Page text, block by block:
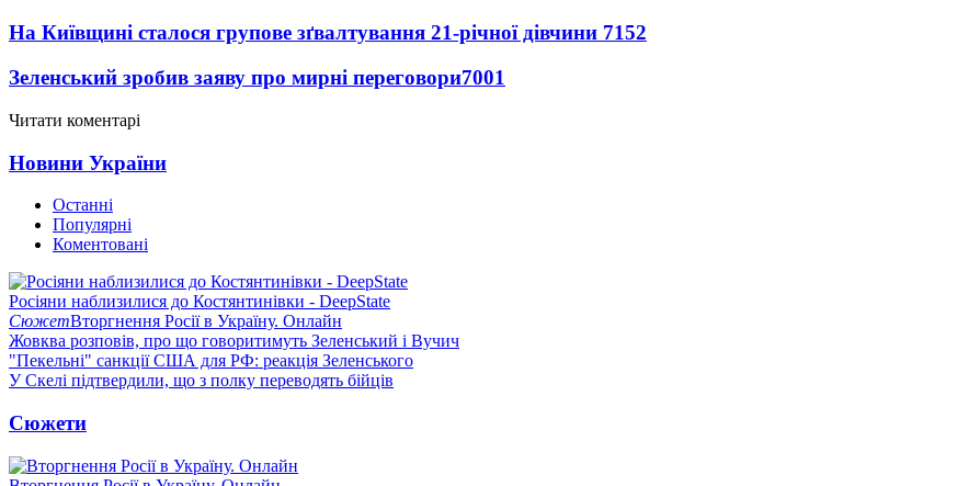
На Київщині сталося групове зґвалтування 21-річної дівчини 7152
Зеленський зробив заяву про мирні переговори7001
Читати коментарі
Новини України
Останні
Популярні
Коментовані
Росіяни наблизилися до Костянтинівки - DeepState
СюжетВторгнення Росії в Україну. Онлайн
Жовква розповів, про що говоритимуть Зеленський і Вучич
"Пекельні" санкції США для РФ: реакція Зеленського
У Скелі підтвердили, що з полку переводять бійців
Сюжети